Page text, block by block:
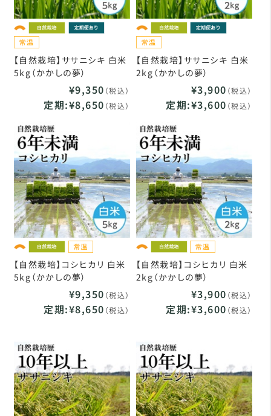
【自然栽培】ササニシキ 白米
5kg（かかしの夢）
¥9,350 （税込）
定期:¥8,650 （税込）
【自然栽培】ササニシキ 白米
2kg（かかしの夢）
¥3,900 （税込）
定期:¥3,600 （税込）
【自然栽培】コシヒカリ 白米
5kg（かかしの夢）
¥9,350 （税込）
定期:¥8,650 （税込）
【自然栽培】コシヒカリ 白米
2kg（かかしの夢）
¥3,900 （税込）
定期:¥3,600 （税込）